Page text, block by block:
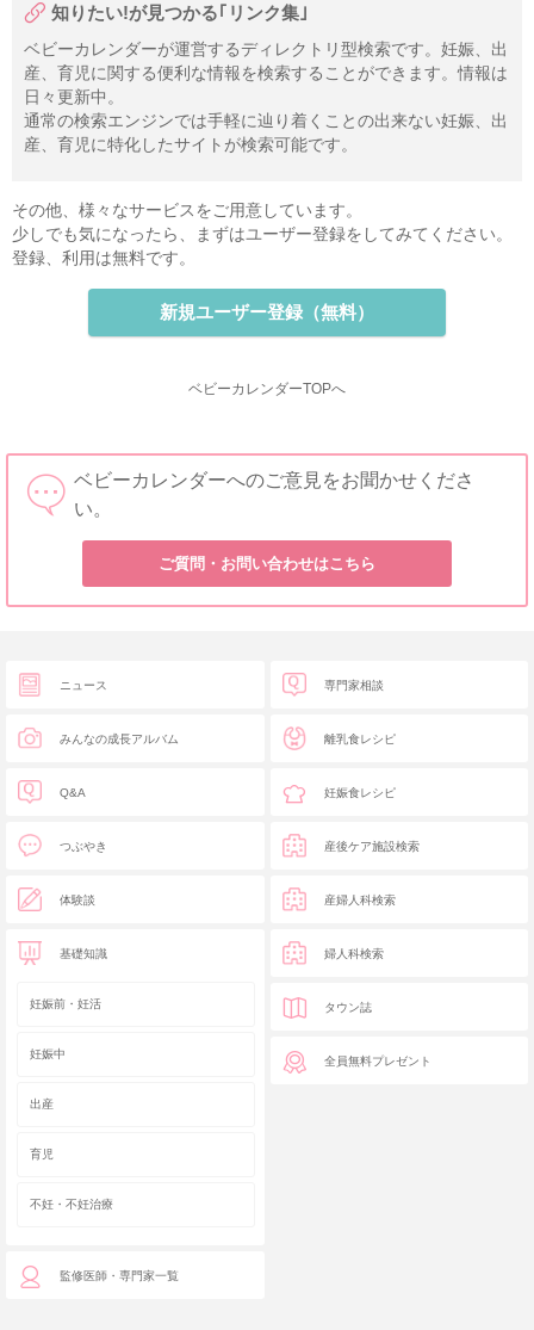
知りたい!が見つかる｢リンク集｣
ベビーカレンダーが運営するディレクトリ型検索です。妊娠、出
産、育児に関する便利な情報を検索することができます。情報は
日々更新中。
通常の検索エンジンでは手軽に辿り着くことの出来ない妊娠、出
産、育児に特化したサイトが検索可能です。
その他、様々なサービスをご用意しています。
少しでも気になったら、まずはユーザー登録をしてみてください。
登録、利用は無料です。
新規ユーザー登録（無料）
ベビーカレンダーTOPへ
ベビーカレンダーへのご意見をお聞かせくださ
い。
ご質問・お問い合わせはこちら
ニュース
みんなの成長アルバム
Q&A
つぶやき
体験談
基礎知識
妊娠前・妊活
妊娠中
出産
育児
不妊・不妊治療
監修医師・専門家一覧
専門家相談
離乳食レシピ
妊娠食レシピ
産後ケア施設検索
産婦人科検索
婦人科検索
タウン誌
全員無料プレゼント